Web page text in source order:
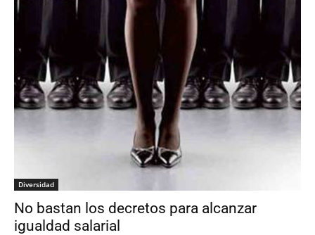
Diversidad
No bastan los decretos para alcanzar
igualdad salarial